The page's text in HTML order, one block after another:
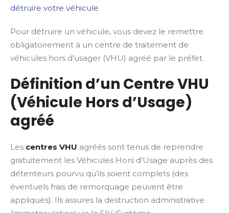
détruire votre véhicule
Pour détruire un véhicule, vous devez le remettre
obligatoirement à un centre de traitement de
véhicules hors d’usager (VHU) agréé par le préfet.
Définition d’un Centre VHU
(Véhicule Hors d’Usage)
agréé
Les centres VHU agréés sont tenus de reprendre
gratuitement les Véhicules Hors d’Usage auprès des
détenteurs pourvu qu’ils soient complets (des
éventuels frais de remorquage peuvent être
appliqués). Ils assures la destruction administrative